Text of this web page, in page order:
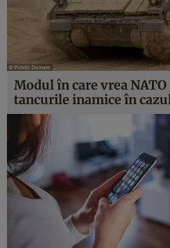
Modul în care vrea NATO
tancurile inamice în